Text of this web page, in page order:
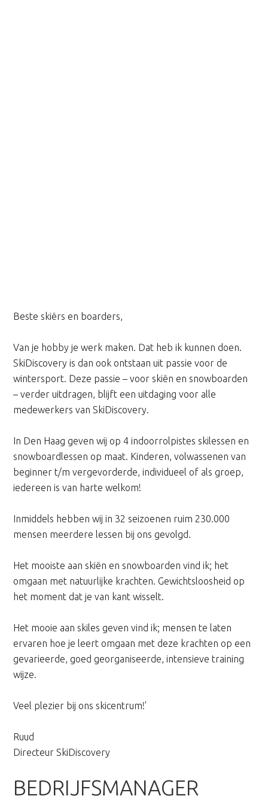
Beste skiërs en boarders,
Van je hobby je werk maken. Dat heb ik kunnen doen.
SkiDiscovery is dan ook ontstaan uit passie voor de
wintersport. Deze passie – voor skiën en snowboarden
– verder uitdragen, blijft een uitdaging voor alle
medewerkers van SkiDiscovery.
In Den Haag geven wij op 4 indoorrolpistes skilessen en
snowboardlessen op maat. Kinderen, volwassenen van
beginner t/m vergevorderde, individueel of als groep,
iedereen is van harte welkom!
Inmiddels hebben wij in 32 seizoenen ruim 230.000
mensen meerdere lessen bij ons gevolgd.
Het mooiste aan skiën en snowboarden vind ik; het
omgaan met natuurlijke krachten. Gewichtsloosheid op
het moment dat je van kant wisselt.
Het mooie aan skiles geven vind ik; mensen te laten
ervaren hoe je leert omgaan met deze krachten op een
gevarieerde, goed georganiseerde, intensieve training
wijze.
Veel plezier bij ons skicentrum!’
Ruud
Directeur SkiDiscovery
BEDRIJFSMANAGER